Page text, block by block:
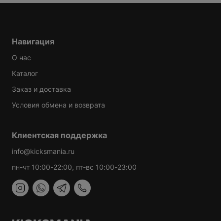
Навигация
О нас
Каталог
Заказ и доставка
Условия обмена и возврата
Клиентская поддержка
info@kicksmania.ru
пн-чт 10:00-22:00, пт-вс 10:00-23:00